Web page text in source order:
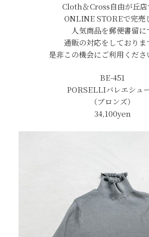
Cloth＆Cross自由が丘
ONLINE STOREで完売
人気商品を郵便書留に
通販の対応をしておりま
是非この機会にご利用くださ
BE-451
PORSELLIバレエシュ
（ブロンズ）
34,100yen